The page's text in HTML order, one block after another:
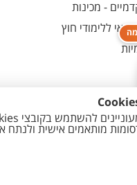
- מכינות
ללימודי חוץ